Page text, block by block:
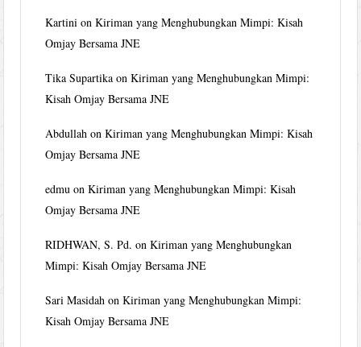
Kartini onKiriman yang Menghubungkan Mimpi: Kisah
Omjay Bersama JNE
Tika Supartika onKiriman yang Menghubungkan Mimpi:
Kisah Omjay Bersama JNE
Abdullah onKiriman yang Menghubungkan Mimpi: Kisah
Omjay Bersama JNE
edmu onKiriman yang Menghubungkan Mimpi: Kisah
Omjay Bersama JNE
RIDHWAN, S. Pd. onKiriman yang Menghubungkan
Mimpi: Kisah Omjay Bersama JNE
Sari Masidah onKiriman yang Menghubungkan Mimpi:
Kisah Omjay Bersama JNE